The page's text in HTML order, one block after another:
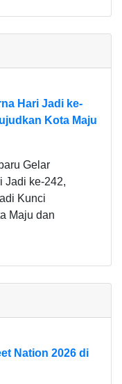
Hari Jadi ke-
Kota Maju
Gelar
Jadi ke-242,
Kunci
Maju dan
Nation 2026 di